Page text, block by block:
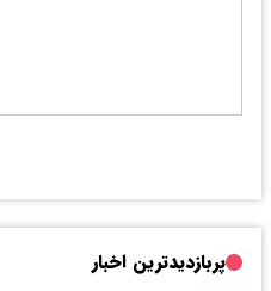
پربازدیدترین اخبار